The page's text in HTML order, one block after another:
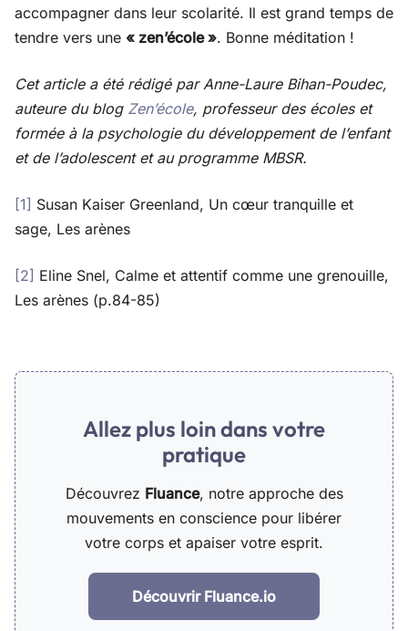
accompagner dans leur scolarité. Il est grand temps de
tendre vers une « zen’école ». Bonne méditation !
Cet article a été rédigé par Anne-Laure Bihan-Poudec,
auteure du blog Zen’école, professeur des écoles et
formée à la psychologie du développement de l’enfant
et de l’adolescent et au programme MBSR.
[1] Susan Kaiser Greenland, Un cœur tranquille et
sage, Les arènes
[2] Eline Snel, Calme et attentif comme une grenouille,
Les arènes (p.84-85)
Allez plus loin dans votre
pratique
Découvrez Fluance, notre approche des
mouvements en conscience pour libérer
votre corps et apaiser votre esprit.
Découvrir Fluance.io